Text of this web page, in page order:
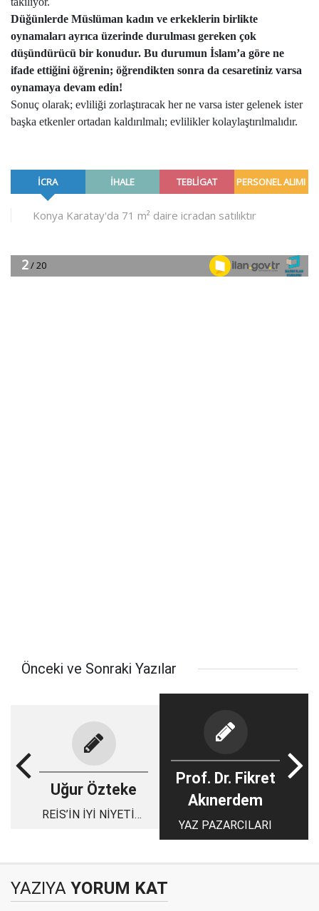
Düğünlerde Müslüman kadın ve erkeklerin birlikte
oynamaları ayrıca üzerinde durulması gereken çok
düşündürücü bir konudur. Bu durumun İslam’a göre ne
ifade ettiğini öğrenin; öğrendikten sonra da cesaretiniz varsa
oynamaya devam edin!
Sonuç olarak; evliliği zorlaştıracak her ne varsa ister gelenek ister
başka etkenler ortadan kaldırılmalı; evlilikler kolaylaştırılmalıdır.
Önceki ve Sonraki Yazılar
Uğur Özteke
REİS’İN İYİ NİYETİNİ
Prof. Dr. Fikret
Akınerdem
YAZ PAZARCILARI
YAZIYA YORUM KAT